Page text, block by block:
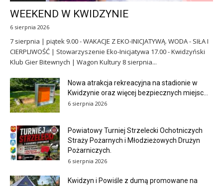
WEEKEND W KWIDZYNIE
6 sierpnia 2026
7 sierpnia | piątek 9.00 - WAKACJE Z EKO-INICJATYWĄ. WODA - SIŁA I
CIERPLIWOŚĆ | Stowarzyszenie Eko-Inicjatywa 17.00 - Kwidzyński
Klub Gier Bitewnych | Wagon Kultury 8 sierpnia...
Nowa atrakcja rekreacyjna na stadionie w
Kwidzynie oraz więcej bezpiecznych miejsc...
6 sierpnia 2026
Powiatowy Turniej Strzelecki Ochotniczych
Straży Pożarnych i Młodzieżowych Drużyn
Pożarniczych.
6 sierpnia 2026
Kwidzyn i Powiśle z dumą promowane na